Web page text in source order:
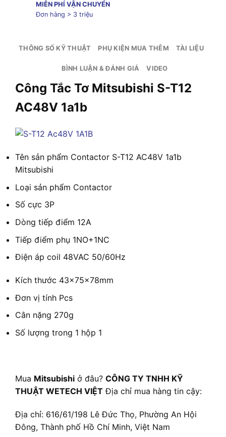
MIỄN PHÍ VẬN CHUYỂN
Đơn hàng > 3 triệu
THÔNG SỐ KỸ THUẬT PHỤ KIỆN MUA THÊM TÀI LIỆU
BÌNH LUẬN & ĐÁNH GIÁ VIDEO
Công Tắc Tơ Mitsubishi S-T12
AC48V 1a1b
Tên sản phẩm Contactor S-T12 AC48V 1a1b
Mitsubishi
Loại sản phẩm Contactor
Số cực 3P
Dòng tiếp điểm 12A
Tiếp điểm phụ 1NO+1NC
Điện áp coil 48VAC 50/60Hz
Kích thước 43×75×78mm
Đơn vị tính Pcs
Cân nặng 270g
Số lượng trong 1 hộp 1
Mua Mitsubishi ở đâu? CÔNG TY TNHH KỸ
THUẬT WETECH VIỆT Địa chỉ mua hàng tin cậy:
Địa chỉ: 616/61/198 Lê Đức Thọ, Phường An Hội
Đông, Thành phố Hồ Chí Minh, Việt Nam